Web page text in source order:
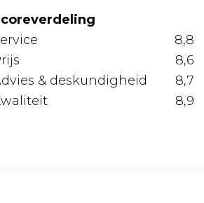
8,8
8,6
& deskundigheid
8,7
8,9